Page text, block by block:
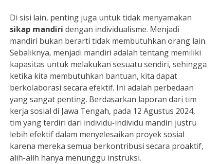
Di sisi lain, penting juga untuk tidak menyamakan
sikap mandiri dengan individualisme. Menjadi
mandiri bukan berarti tidak membutuhkan orang lain.
Sebaliknya, menjadi mandiri adalah tentang memiliki
kapasitas untuk melakukan sesuatu sendiri, sehingga
ketika kita membutuhkan bantuan, kita dapat
berkolaborasi secara efektif. Ini adalah perbedaan
yang sangat penting. Berdasarkan laporan dari tim
kerja sosial di Jawa Tengah, pada 12 Agustus 2024,
tim yang terdiri dari individu-individu mandiri justru
lebih efektif dalam menyelesaikan proyek sosial
karena mereka semua berkontribusi secara proaktif,
alih-alih hanya menunggu instruksi.